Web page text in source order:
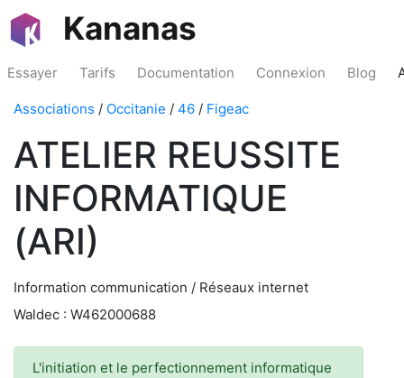
Kananas
Essayer Tarifs Documentation Connexion Blog
Associations / Occitanie / 46 / Figeac
ATELIER REUSSITE
INFORMATIQUE
(ARI)
Information communication / Réseaux internet
Waldec : W462000688
L'initiation et le perfectionnement informatique